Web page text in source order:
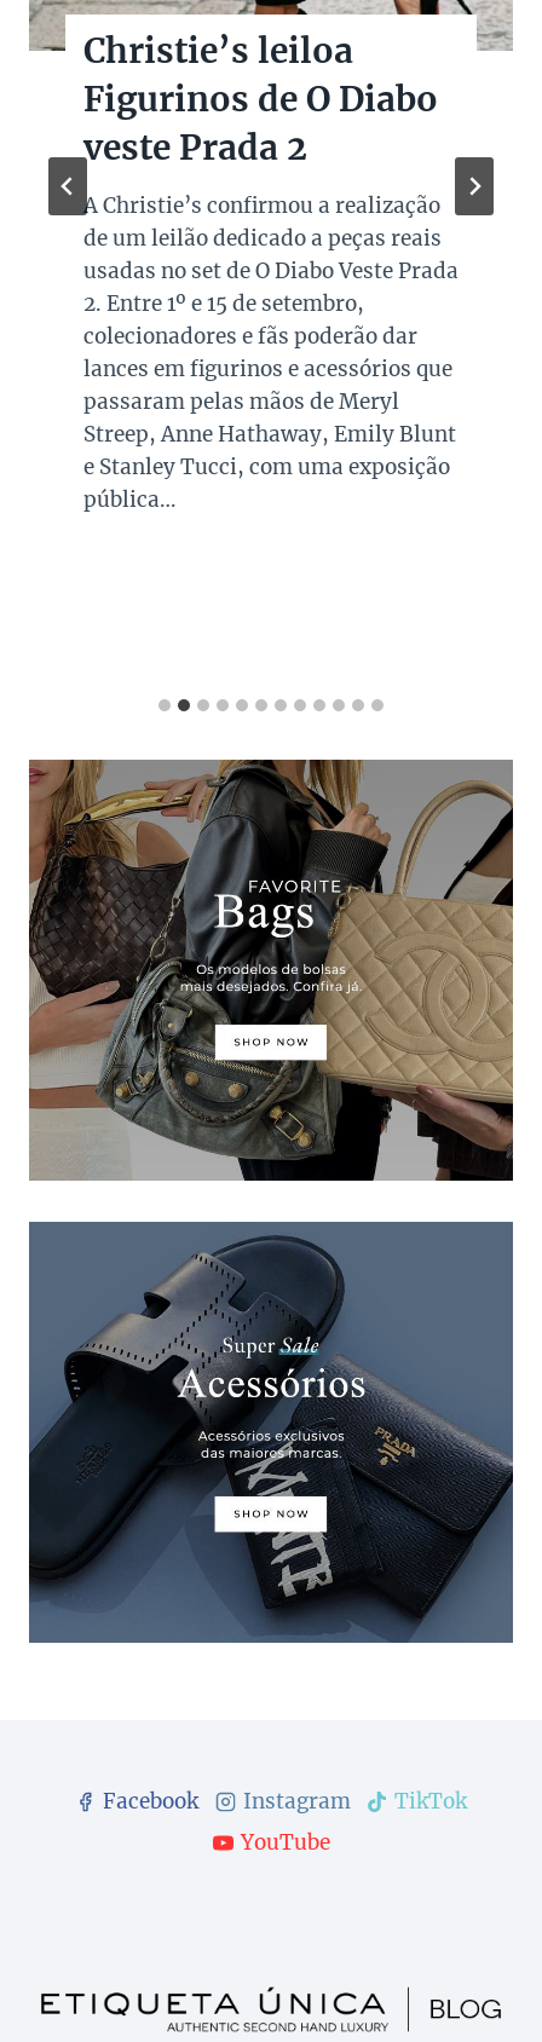
Christie’s leiloa
Figurinos de O Diabo
veste Prada 2
A Christie’s confirmou a realização
de um leilão dedicado a peças reais
usadas no set de O Diabo Veste Prada
2. Entre 1º e 15 de setembro,
colecionadores e fãs poderão dar
lances em figurinos e acessórios que
passaram pelas mãos de Meryl
Streep, Anne Hathaway, Emily Blunt
e Stanley Tucci, com uma exposição
pública…
Facebook Instagram
TikTok
YouTube